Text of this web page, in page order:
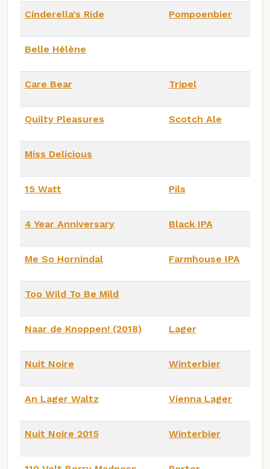
Cinderella's Ride Pompoenbier
Belle Hélène
Care Bear Tripel
Quilty Pleasures Scotch Ale
Miss Delicious
15 Watt Pils
4 Year Anniversary Black IPA
Me So Hornindal Farmhouse IPA
Too Wild To Be Mild
Naar de Knoppen! (2018) Lager
Nuit Noire Winterbier
An Lager Waltz Vienna Lager
Nuit Noire 2015 Winterbier